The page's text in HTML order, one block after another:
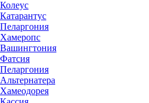
Колеус
Катарантус
Пеларгония
Хамеропс
Вашингтония
Фатсия
Пеларгония
Альтернатера
Хамеодорея